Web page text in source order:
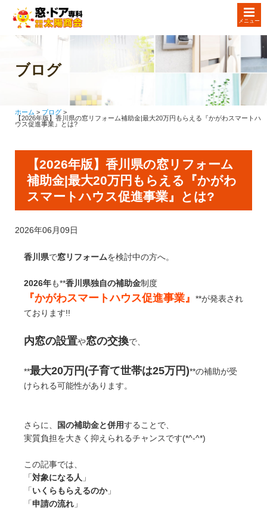
メニュー
ブログ
ホーム
ブログ
【2026年版】香川県の窓リフォーム補助金|最大20万円もらえる『かがわスマートハ
ウス促進事業』とは?
【2026年版】香川県の窓リフォーム
補助金|最大20万円もらえる『かがわ
スマートハウス促進事業』とは?
2026年06月09日
香川県で窓リフォームを検討中の方へ。
2026年も**香川県独自の補助金制度
『かがわスマートハウス促進事業』
**が発表され
ております!!
内窓の設置や窓の交換で、
**最大20万円(子育て世帯は25万円)**の補助が受
けられる可能性があります。
さらに、 国の補助金と併用することで、
実質負担を大きく抑えられるチャンスです(*^-^*)
この記事では、
「対象になる人 」
「いくらもらえるのか」
「申請の流れ 」